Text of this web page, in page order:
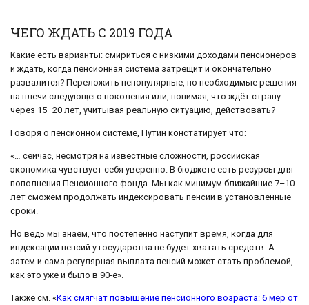
ЧЕГО ЖДАТЬ С 2019 ГОДА
Какие есть варианты: смириться с низкими доходами пенсионеров
и ждать, когда пенсионная система затрещит и окончательно
развалится? Переложить непопулярные, но необходимые решения
на плечи следующего поколения или, понимая, что ждёт страну
через 15–20 лет, учитывая реальную ситуацию, действовать?
Говоря о пенсионной системе, Путин констатирует что:
«… сейчас, несмотря на известные сложности, российская
экономика чувствует себя уверенно. В бюджете есть ресурсы для
пополнения Пенсионного фонда. Мы как минимум ближайшие 7–10
лет сможем продолжать индексировать пенсии в установленные
сроки.
Но ведь мы знаем, что постепенно наступит время, когда для
индексации пенсий у государства не будет хватать средств. А
затем и сама регулярная выплата пенсий может стать проблемой,
как это уже и было в 90‑е».
Также см. «Как смягчат повышение пенсионного возраста: 6 мер от